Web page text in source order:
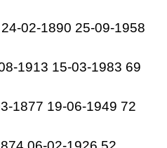
02-1890 25-09-1958
1913 15-03-1983 69
1877 19-06-1949 72